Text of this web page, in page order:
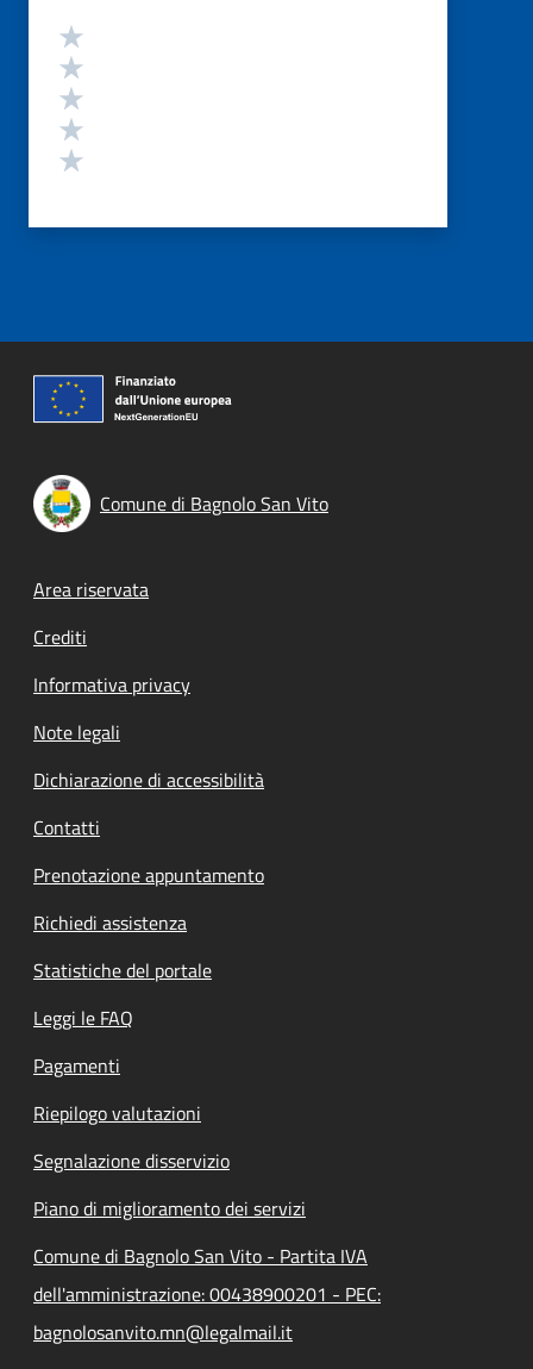
Valutazione
Comune di Bagnolo San Vito
Footer menu
Area riservata
Crediti
Informativa privacy
Note legali
Dichiarazione di accessibilità
Contatti
Prenotazione appuntamento
Richiedi assistenza
Statistiche del portale
Leggi le FAQ
Pagamenti
Riepilogo valutazioni
Segnalazione disservizio
Piano di miglioramento dei servizi
Comune di Bagnolo San Vito - Partita IVA
dell'amministrazione: 00438900201 - PEC:
bagnolosanvito.mn@legalmail.it